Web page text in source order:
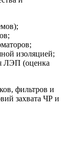
изоляцией;
ЛЭП (оценка
фильтров и
захвата ЧР и